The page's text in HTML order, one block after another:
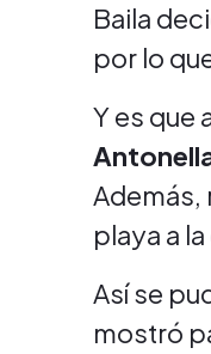
Baila
por lo
Y es que
Además,
playa a
Así se
mostró